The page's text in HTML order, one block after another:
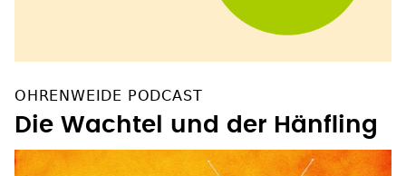
OHRENWEIDE PODCAST
Die Wachtel und der Hänfling